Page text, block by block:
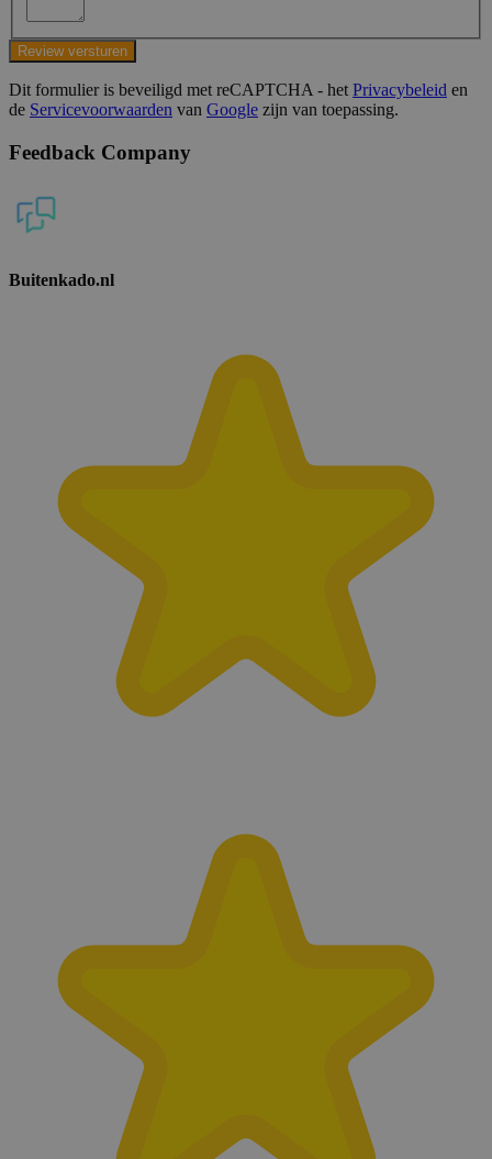
Review versturen
Dit formulier is beveiligd met reCAPTCHA - het Privacybeleid en
de Servicevoorwaarden van Google zijn van toepassing.
Feedback Company
Buitenkado.nl